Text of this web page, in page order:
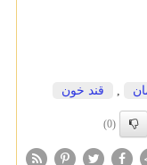
قند خون
(0)